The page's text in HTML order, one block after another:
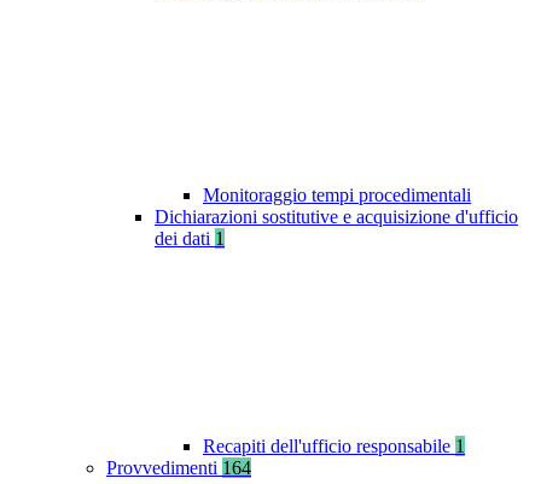
Monitoraggio tempi procedimentali
Dichiarazioni sostitutive e acquisizione d'ufficio
dei dati 1
Recapiti dell'ufficio responsabile 1
Provvedimenti 164